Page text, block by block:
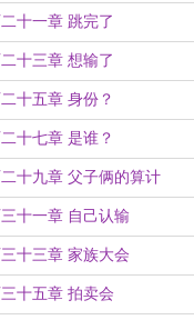
十一章 跳完了
十三章 想输了
十五章 身份？
十七章 是谁？
十九章 父子俩的算计
十一章 自己认输
十三章 家族大会
十五章 拍卖会